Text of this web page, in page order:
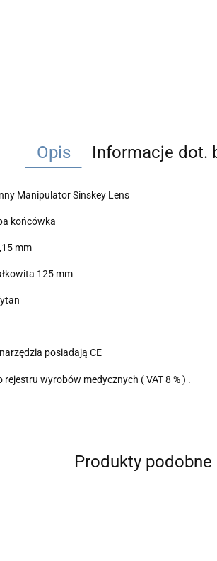
Opis Informacje dot.
Manipulator Sinskey Lens
końcówka
mm
125 mm
posiadają CE
rejestru wyrobów medycznych ( VAT 8 % ) .
Produkty podobne